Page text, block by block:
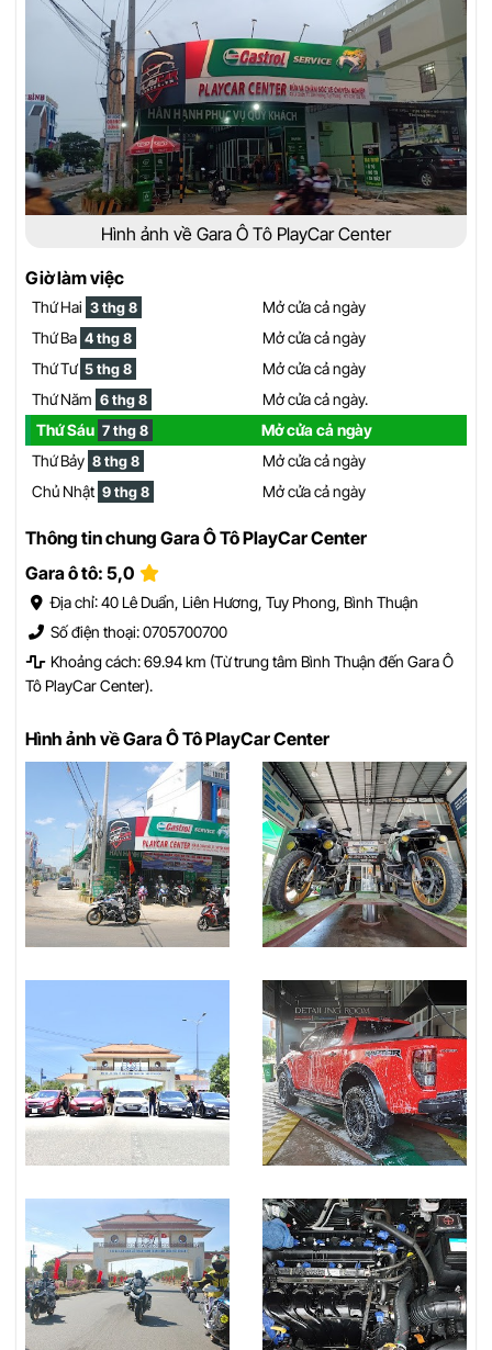
Hình ảnh về Gara Ô Tô PlayCar Center
Giờ làm việc
Thứ Hai 3 thg 8
Mở cửa cả ngày
Thứ Ba 4 thg 8
Mở cửa cả ngày
Thứ Tư 5 thg 8
Mở cửa cả ngày
Thứ Năm 6 thg 8
Mở cửa cả ngày.
Thứ Sáu 7 thg 8
Mở cửa cả ngày
Thứ Bảy 8 thg 8
Mở cửa cả ngày
Chủ Nhật 9 thg 8 Mở cửa cả ngày
Thông tin chung Gara Ô Tô PlayCar Center
Gara ô tô: 5,0
Địa chỉ: 40 Lê Duẩn, Liên Hương, Tuy Phong, Bình Thuận
Số điện thoại: 0705700700
Khoảng cách: 69.94 km (Từ trung tâm Bình Thuận đến Gara Ô
Tô PlayCar Center).
Hình ảnh về Gara Ô Tô PlayCar Center